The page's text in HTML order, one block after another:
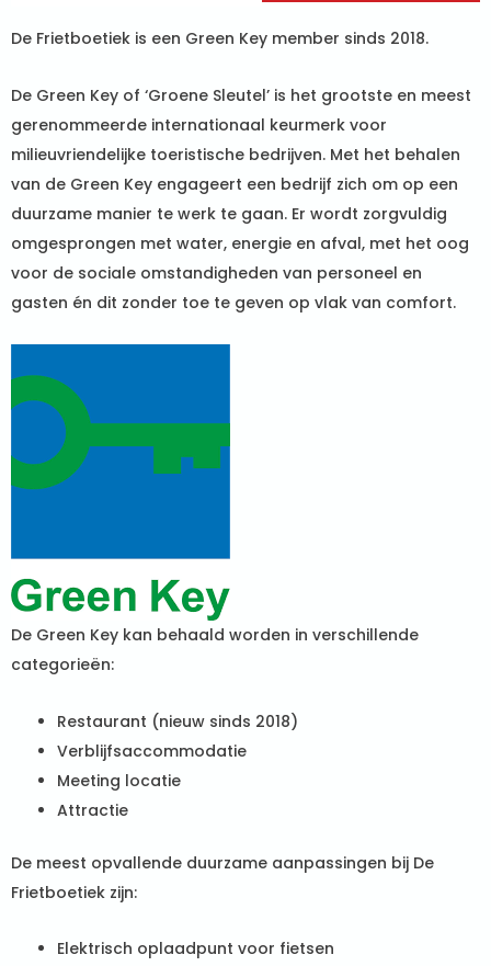
De Frietboetiek is een Green Key member sinds 2018.
De Green Key of ‘Groene Sleutel’ is het grootste en meest
gerenommeerde internationaal keurmerk voor
milieuvriendelijke toeristische bedrijven. Met het behalen
van de Green Key engageert een bedrijf zich om op een
duurzame manier te werk te gaan. Er wordt zorgvuldig
omgesprongen met water, energie en afval, met het oog
voor de sociale omstandigheden van personeel en
gasten én dit zonder toe te geven op vlak van comfort.
De Green Key kan behaald worden in verschillende
categorieën:
Restaurant (nieuw sinds 2018)
Verblijfsaccommodatie
Meeting locatie
Attractie
De meest opvallende duurzame aanpassingen bij De
Frietboetiek zijn:
Elektrisch oplaadpunt voor fietsen